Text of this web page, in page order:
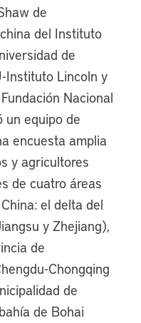
de
del Instituto
de
Instituto Lincoln y
Nacional
un equipo de
encuesta amplia
y agricultores
de cuatro áreas
el delta del
y Zhejiang),
de
Chongqing
de
de Bohai